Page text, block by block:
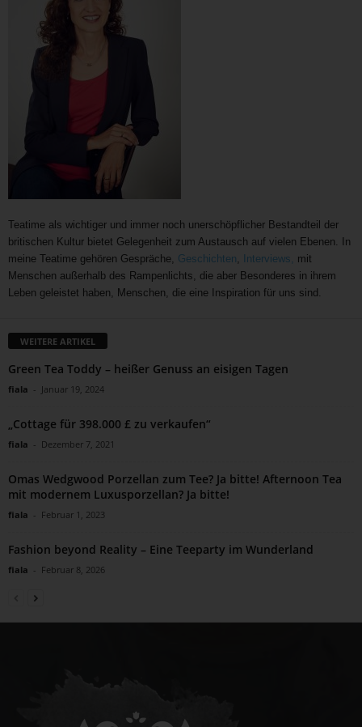
Teatime als wichtiger und immer noch unerschöpflicher Bestandteil der
britischen Kultur bietet Gelegenheit zum Austausch auf vielen Ebenen. In
meine Teatime gehören Gespräche, Geschichten Interviews,
mit
Menschen außerhalb des Rampenlichts, die aber Besonderes in ihrem
Leben geleistet haben, Menschen, die eine Inspiration für uns sind.
WEITERE ARTIKEL
Green Tea Toddy – heißer Genuss an eisigen Tagen
fiala - Januar 19, 2024
„Cottage für 398.000 £ zu verkaufen“
fiala - Dezember 7, 2021
Omas Wedgwood Porzellan zum Tee? Ja bitte! Afternoon Tea
mit modernem Luxusporzellan? Ja bitte!
fiala - Februar 1, 2023
Fashion beyond Reality – Eine Teeparty im Wunderland
fiala - Februar 8, 2026